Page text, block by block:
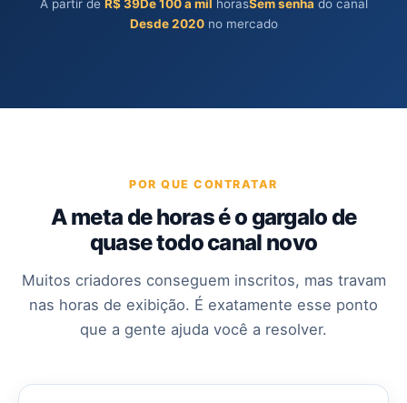
A partir de R$ 39De 100 a mil horasSem senha do canal
Desde 2020no mercado
POR QUE CONTRATAR
A meta de horas é o gargalo de
quase todo canal novo
Muitos criadores conseguem inscritos, mas travam
nas horas de exibição. É exatamente esse ponto
que a gente ajuda você a resolver.